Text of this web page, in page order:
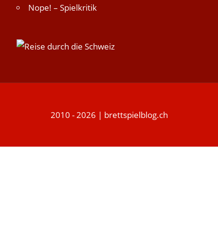
Nope! – Spielkritik
2010 - 2026 | brettspielblog.ch